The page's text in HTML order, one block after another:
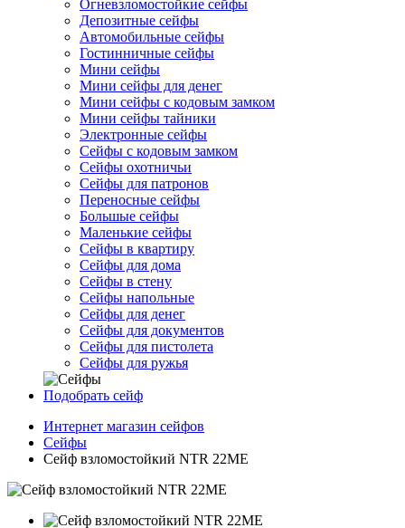
Огневзломостойкие сейфы
Депозитные сейфы
Автомобильные сейфы
Гостинничные сейфы
Мини сейфы
Мини сейфы для денег
Мини сейфы с кодовым замком
Мини сейфы тайники
Электронные сейфы
Сейфы с кодовым замком
Сейфы охотничьи
Сейфы для патронов
Переносные сейфы
Большые сейфы
Маленькие сейфы
Сейфы в квартиру
Сейфы для дома
Сейфы в стену
Сейфы напольные
Сейфы для денег
Сейфы для документов
Сейфы для пистолета
Сейфы для ружья
Подобрать сейф
Интернет магазин сейфов
Сейфы
Сейф взломостойкий NTR 22MЕ